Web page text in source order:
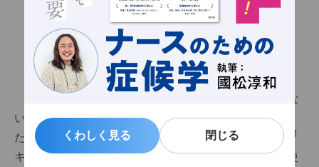
くわしく見る 閉じる
くわしく見る 閉じる
リモイス バリア（画像提供：アルケア株式会社）
今回は、保湿力があり撥水効果も得られ、刺激が少な
い弱酸性で伸びのよいリモイス バリアを使用しまし
た。失禁量が多い場合は、保湿力と撥水性が高い3MTM
キャビロンTMポリマーコーティング クリームなども使